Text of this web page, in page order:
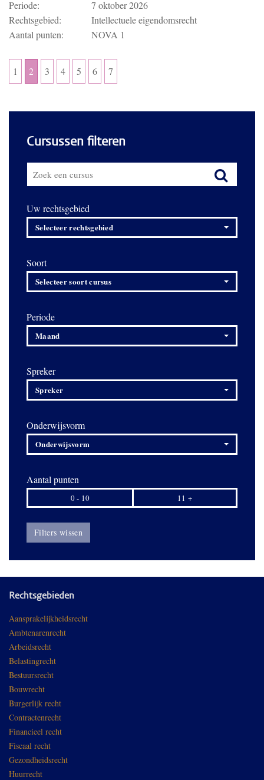
Periode:
7 oktober 2026
Rechtsgebied:
Intellectuele eigendomsrecht
Aantal punten:
NOVA 1
1 2 3 4 5 6 7
Cursussen filteren
Uw rechtsgebied
Selecteer rechtsgebied
Soort
Selecteer soort cursus
Periode
Maand
Spreker
Spreker
Onderwijsvorm
Onderwijsvorm
Aantal punten
0 - 10 11 +
Filters wissen
Rechtsgebieden
Aansprakelijkheidsrecht
Ambtenarenrecht
Arbeidsrecht
Belastingrecht
Bestuursrecht
Bouwrecht
Burgerlijk recht
Contractenrecht
Financieel recht
Fiscaal recht
Gezondheidsrecht
Huurrecht